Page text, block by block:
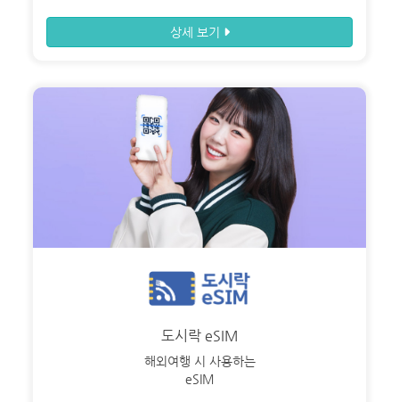
상세 보기
도시락 eSIM
해외여행 시 사용하는
eSIM